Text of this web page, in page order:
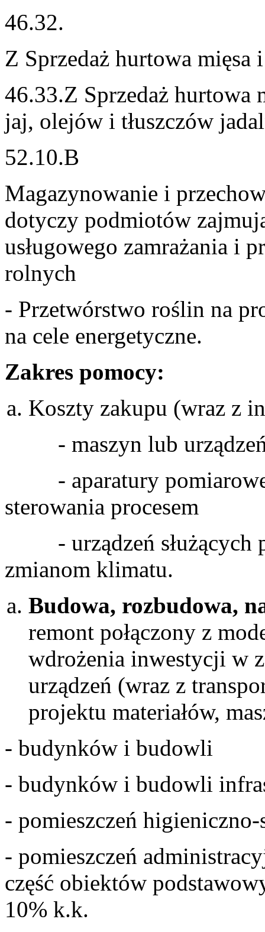
46.32.
Z Sprzedaż hurtowa mięsa
46.33.Z Sprzedaż hurtowa
jaj, olejów i tłuszczów
52.10.B
Magazynowanie i
dotyczy podmiotów
usługowego zamrażania i
rolnych
- Przetwórstwo roślin na
na cele energetyczne.
Zakres pomocy:
Koszty zakupu (wraz z
- maszyn lub
- aparatury
sterowania procesem
- urządzeń służących
zmianom klimatu.
Budowa, rozbudowa,
remont połączony z
wdrożenia inwestycji w
urządzeń (wraz z
projektu materiałów,
- budynków i budowli
- budynków i budowli
- pomieszczeń
- pomieszczeń
część obiektów
10% k.k.